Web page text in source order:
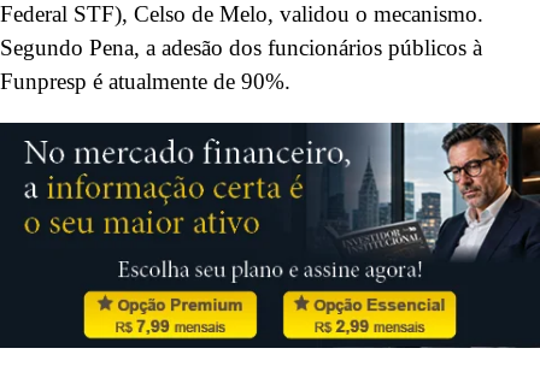
Federal STF), Celso de Melo, validou o mecanismo.
Segundo Pena, a adesão dos funcionários públicos à
Funpresp é atualmente de 90%.